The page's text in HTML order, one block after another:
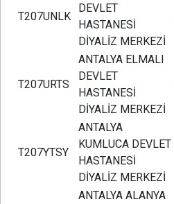
T207UNLK
DEVLET
HASTANESİ
DİYALİZ MERKEZİ
T207URTS
ANTALYA ELMALI
DEVLET
HASTANESİ
DİYALİZ MERKEZİ
T207YTSY
ANTALYA
KUMLUCA DEVLET
HASTANESİ
DİYALİZ MERKEZİ
ANTALYA ALANYA